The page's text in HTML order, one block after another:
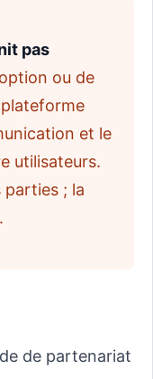
pas
ou de
plateforme
et le
utilisateurs.
parties ; la
de partenariat